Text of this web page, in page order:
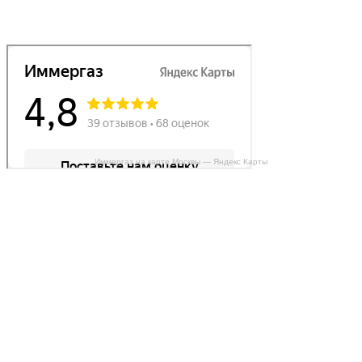
Иммергаз на карте Москвы — Яндекс Карты